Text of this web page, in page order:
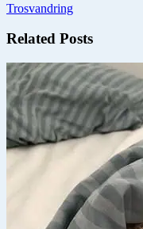
Trosvandring
Related Posts